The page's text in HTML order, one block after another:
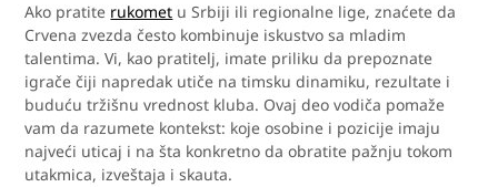
Ako pratite rukomet u Srbiji ili regionalne lige, znaćete da
Crvena zvezda često kombinuje iskustvo sa mladim
talentima. Vi, kao pratitelj, imate priliku da prepoznate
igrače čiji napredak utiče na timsku dinamiku, rezultate i
buduću tržišnu vrednost kluba. Ovaj deo vodiča pomaže
vam da razumete kontekst: koje osobine i pozicije imaju
najveći uticaj i na šta konkretno da obratite pažnju tokom
utakmica, izveštaja i skauta.